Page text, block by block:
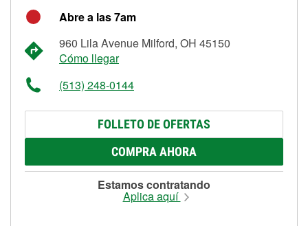
Abre a las 7am
960 Lila Avenue Milford, OH 45150
Cómo llegar
(513) 248-0144
FOLLETO DE OFERTAS
COMPRA AHORA
Estamos contratando
Aplica aquí